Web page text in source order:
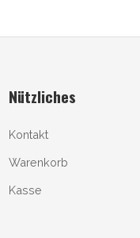
Nützliches
Kontakt
Warenkorb
Kasse